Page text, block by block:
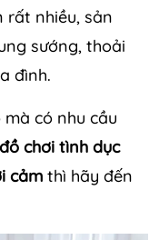
rất nhiều, sản
sướng, thoải
đình.
có nhu cầu
đồ chơi tình dục
cảm thì hãy đến